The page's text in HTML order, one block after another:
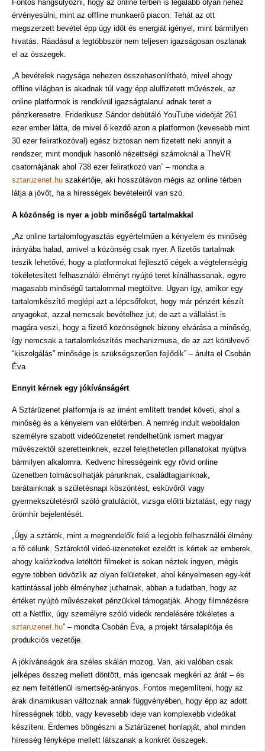
Fontos hangsúlyozni, hogy az online térben is legalább olyan nehéz
érvényesülni, mint az offline munkaerő piacon. Tehát az ott
megszerzett bevétel épp úgy időt és energiát igényel, mint bármilyen
hivatás. Ráadásul a legtöbbször nem teljesen igazságosan oszlanak
el az összegek.
„A bevételek nagysága nehezen összehasonlítható, mivel ahogy
offline világban is akadnak túl vagy épp alulfizetett művészek, az
online platformok is rendkívül igazságtalanul adnak teret a
pénzkeresetre. Friderikusz Sándor debütáló YouTube videóját 261
ezer ember látta, de mivel ő kezdő azon a platformon (kevesebb mint
30 ezer feliratkozóval) egész biztosan nem fizetett neki annyit a
rendszer, mint mondjuk hasonló nézettségi számoknál a TheVR
csatornájának ahol 738 ezer feliratkozó van” – mondta a
sztaruzenet.hu szakértője, aki hosszútávon mégis az online térben
látja a jövőt, ha a hírességek bevételeiről van szó.
A közönség is nyer a jobb minőségű tartalmakkal
„Az online tartalomfogyasztás egyértelműen a kényelem és minőség
irányába halad, amivel a közönség csak nyer. A fizetős tartalmak
teszik lehetővé, hogy a platformokat fejlesztő cégek a végtelenségig
tökéletesített felhasználói élményt nyújtó teret kínálhassanak, egyre
magasabb minőségű tartalommal megtöltve. Ugyan így, amikor egy
tartalomkészítő meglépi azt a lépcsőfokot, hogy már pénzért készít
anyagokat, azzal nemcsak bevételhez jut, de azt a vállalást is
magára veszi, hogy a fizető közönségnek bizony elvárása a minőség,
így nemcsak a tartalomkészítés mechanizmusa, de az azt körülvevő
“kiszolgálás” minősége is szükségszerűen fejlődik” – árulta el Csobán
Éva.
Ennyit kérnek egy jókívánságért
A Sztárüzenet platformja is az imént említett trendet követi, ahol a
minőség és a kényelem van előtérben. A nemrég indult weboldalon
személyre szabott videóüzenetet rendelhetünk ismert magyar
művészektől szeretteinknek, ezzel felejthetetlen pillanatokat nyújtva
bármilyen alkalomra. Kedvenc hírességeink egy rövid online
üzenetben tolmácsolhatják párunknak, családtagjainknak,
barátainknak a születésnapi köszöntést, esküvőről vagy
gyermekszületésről szóló gratulációt, vizsga előtti biztatást, egy nagy
örömhír bejelentését.
„Úgy a sztárok, mint a megrendelők felé a legjobb felhasználói élmény
a fő célunk. Sztároktól videó-üzeneteket ezelőtt is kértek az emberek,
ahogy kalózkodva letöltött filmeket is sokan néztek ingyen, mégis
egyre többen üdvözlik az olyan felületeket, ahol kényelmesen egy-két
kattintással jobb élményhez juthatnak, abban a tudatban, hogy az
értéket nyújtó művészeket pénzükkel támogatják. Ahogy filmnézésre
ott a Netflix, úgy személyre szóló videók rendelésére tökéletes a
sztaruzenet.hu” – mondta Csobán Éva, a projekt társalapítója és
produkciós vezetője.
A jókívánságok ára széles skálán mozog. Van, aki valóban csak
jelképes összeg mellett döntött, más igencsak megkéri az árát – és
ez nem feltétlenül ismertség-arányos. Fontos megemlíteni, hogy az
árak dinamikusan változnak annak függvényében, hogy épp az adott
hírességnek több, vagy kevesebb ideje van komplexebb videókat
készíteni. Érdemes böngészni a Sztárüzenet honlapját, ahol minden
híresség fényképe mellett látszanak a konkrét összegek.